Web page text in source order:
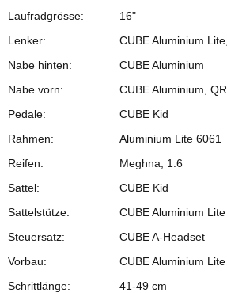
Laufradgrösse:
16"
Lenker:
CUBE Aluminium
Nabe hinten:
CUBE Aluminium
Nabe vorn:
CUBE Aluminium, QR
Pedale:
CUBE Kid
Rahmen:
Aluminium Lite 6061
Reifen:
Meghna, 1.6
Sattel:
CUBE Kid
Sattelstütze:
CUBE Aluminium Lite
Steuersatz:
CUBE A-Headset
Vorbau:
CUBE Aluminium Lite
Schrittlänge:
41-49 cm